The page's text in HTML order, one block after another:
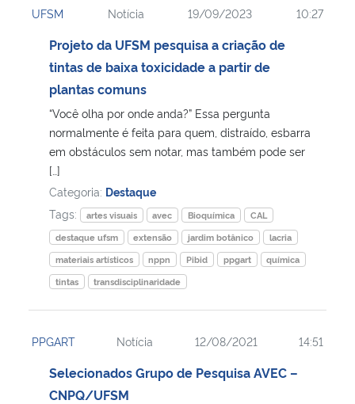
Ministério da Cidadania
Ministério da Saúde
Ministério de Minas e Energia
Ministério da Ciência, Tecnologia, Inovações e Comunicações
Ministério do Turismo
Ministério do Desenvolvimento Regional
Controladoria-Geral da União
Ministério da Mulher, da Família e dos Direitos Humanos
Secretaria-Geral
UFSM Notícia 19/09/2023 10:27
Projeto da UFSM pesquisa a criação de
tintas de baixa toxicidade a partir de
plantas comuns
“Você olha por onde anda?” Essa pergunta
normalmente é feita para quem, distraído, esbarra
em obstáculos sem notar, mas também pode ser
[…]
Categoria: Destaque
Tags:
artes visuais avec Bioquímica
CAL
destaque ufsm
extensão jardim botânico
lacria
materiais artísticos
nppn Pibid ppgart
química
tintas
transdisciplinaridade
PPGART Notícia 12/08/2021 14:51
Selecionados Grupo de Pesquisa AVEC –
CNPQ/UFSM